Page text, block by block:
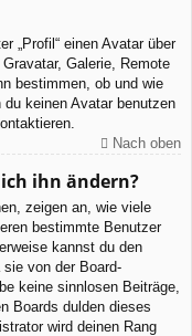
„Profil“ einen Avatar über
Galerie, Remote
bestimmen, ob und wie
keinen Avatar benutzen
Nach oben
ihn ändern?
zeigen an, wie viele
bestimmte Benutzer
kannst du den
von der Board-
keine sinnlosen Beiträge,
Boards dulden dieses
wird deinen Rang